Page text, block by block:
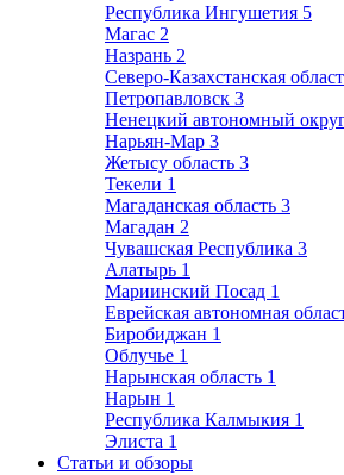
Республика Ингушетия 5
Магас 2
Назрань 2
Северо-Казахстанская
Петропавловск 3
Ненецкий автономный
Нарьян-Мар 3
Жетысу область 3
Текели 1
Магаданская область 3
Магадан 2
Чувашская Республика 3
Алатырь 1
Мариинский Посад 1
Еврейская автономная
Биробиджан 1
Облучье 1
Нарынская область 1
Нарын 1
Республика Калмыкия 1
Элиста 1
Статьи и обзоры